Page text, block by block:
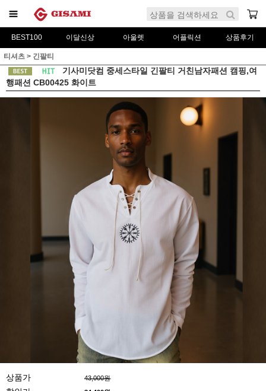
BEST100 이달신상 아울렛 어플릭션 상품후기
티셔츠 > 긴팔티
기사미닷컴 중세스타일 긴팔티 거친남자패션 캠핑,여
행패션 CB00425 화이트
상품가 43,000원